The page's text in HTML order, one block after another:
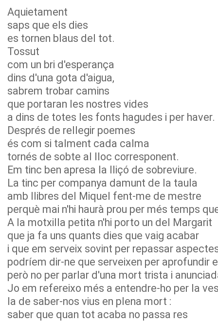
Aquietament
saps que els dies
es tornen blaus del tot.
Tossut
com un bri d'esperança
dins d'una gota d'aigua,
sabrem trobar camins
que portaran les nostres vides
a dins de totes les fonts hagudes i per haver.
Després de rellegir poemes
és com si talment cada calma
tornés de sobte al lloc corresponent.
Em tinc ben apresa la lliçó de sobreviure.
La tinc per companya damunt de la taula
amb llibres del Miquel fent-me de mestre
perquè mai n'hi haurà prou per més temps
A la motxilla petita n'hi porto un del Margarit
que ja fa uns quants dies que vaig acabar
i que em serveix sovint per repassar
podríem dir-ne que serveixen per aprofundir
però no per parlar d'una mort trista i
Jo em refereixo més a entendre-ho per la
la de saber-nos vius en plena mort :
saber que quan tot acaba no passa res